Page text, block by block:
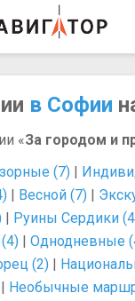
в Софии
«За городом и
(7) |
| Весной (7) |
| Руины Сердики
| Однодневные
(2) |
| Необычные